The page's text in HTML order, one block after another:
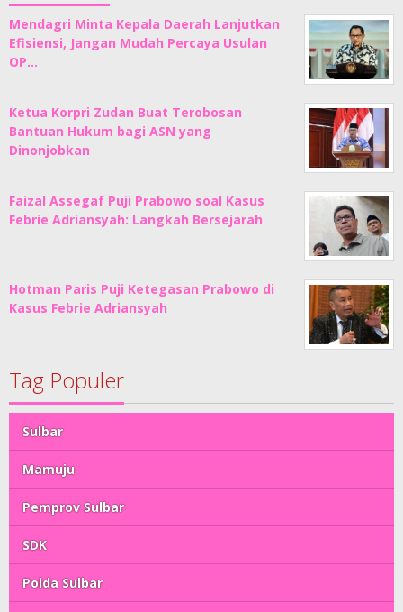
Mendagri Minta Kepala Daerah Lanjutkan
Efisiensi, Jangan Mudah Percaya Usulan
OP…
Ketua Korpri Zudan Buat Terobosan
Bantuan Hukum bagi ASN yang
Dinonjobkan
Faizal Assegaf Puji Prabowo soal Kasus
Febrie Adriansyah: Langkah Bersejarah
Hotman Paris Puji Ketegasan Prabowo di
Kasus Febrie Adriansyah
Tag Populer
Sulbar
Mamuju
Pemprov Sulbar
SDK
Polda Sulbar